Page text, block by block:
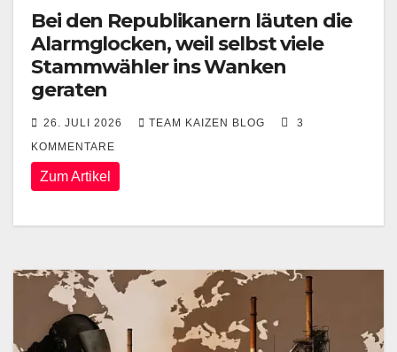
Bei den Republikanern läuten die
Alarmglocken, weil selbst viele
Stammwähler ins Wanken
geraten
26. JULI 2026 TEAM KAIZEN BLOG
3
KOMMENTARE
Zum Artikel